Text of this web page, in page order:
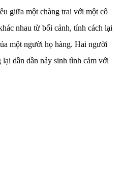
giữa một chàng trai với một cô
nhau từ bối cảnh, tính cách lại
một người họ hàng. Hai người
dần dần nảy sinh tình cảm với